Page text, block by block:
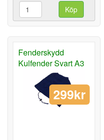
Köp
Fenderskydd
Kulfender Svart A3
299kr